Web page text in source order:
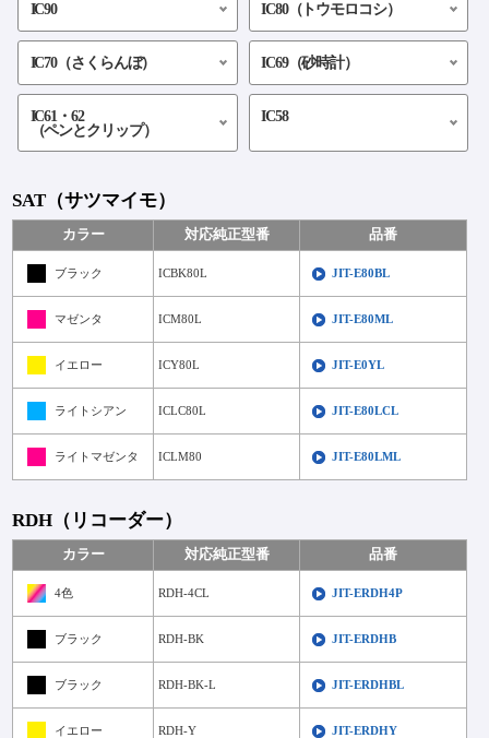
IC90 IC80（トウモロコシ）
IC70（さくらんぼ） IC69（砂時計）
IC61・62
（ペンとクリップ）
IC58
SAT（サツマイモ）
カラー 対応純正型番 品番
ブラック ICBK80L JIT-E80BL
マゼンタ ICM80L JIT-E80ML
イエロー ICY80L JIT-E0YL
ライトシアン ICLC80L JIT-E80LCL
ライトマゼンタ ICLM80 JIT-E80LML
RDH（リコーダー）
カラー 対応純正型番 品番
4色 RDH-4CL JIT-ERDH4P
ブラック RDH-BK JIT-ERDHB
ブラック RDH-BK-L JIT-ERDHBL
イエロー RDH-Y JIT-ERDHY